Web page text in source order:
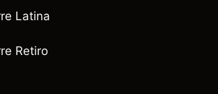
Latina
Retiro